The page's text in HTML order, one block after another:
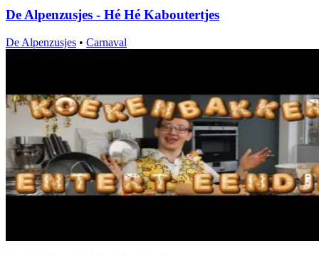
De Alpenzusjes - Hé Hé Kaboutertjes
De Alpenzusjes • Carnaval